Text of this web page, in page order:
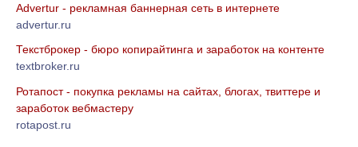
Advertur - рекламная баннерная сеть в интернете
advertur.ru
Текстброкер - бюро копирайтинга и заработок на контенте
textbroker.ru
Ротапост - покупка рекламы на сайтах, блогах, твиттере и
заработок вебмастеру
rotapost.ru